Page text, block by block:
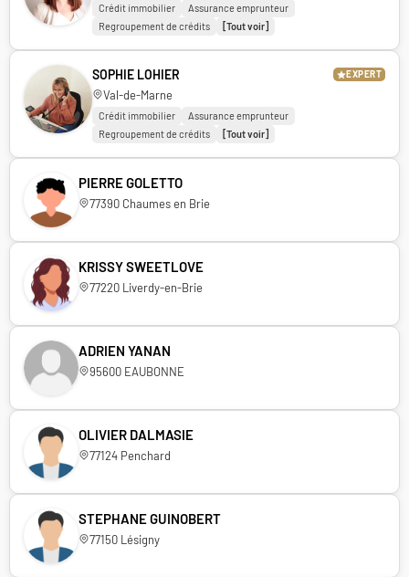
Crédit immobilier
Assurance emprunteur
Regroupement de crédits
[Tout voir]
SOPHIE LOHIER EXPERT
Val-de-Marne
Crédit immobilier
Assurance emprunteur
Regroupement de crédits
[Tout voir]
PIERRE GOLETTO
77390 Chaumes en Brie
KRISSY SWEETLOVE
77220 Liverdy-en-Brie
ADRIEN YANAN
95600 EAUBONNE
OLIVIER DALMASIE
77124 Penchard
STEPHANE GUINOBERT
77150 Lésigny